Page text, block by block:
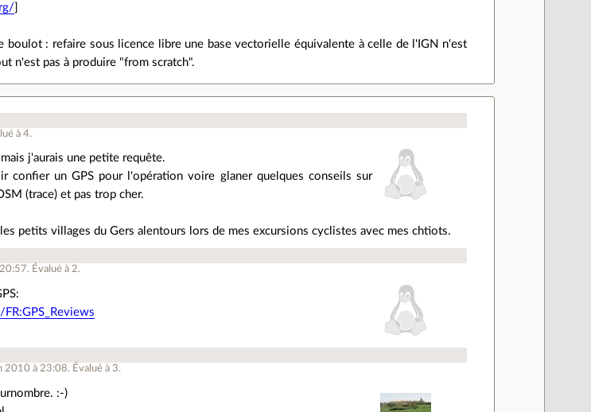
]
boulot : refaire sous licence libre une base vectorielle équivalente à celle de l'IGN n'est
n'est pas à produire "from scratch".
à4.
j'aurais une petite requête.
confier un GPS pour l'opération voire glaner quelques conseils sur
(trace) et pas trop cher.
petits villages du Gers alentours lors de mes excursions cyclistes avec mes chtiots.
. Évalué à2.
2010 à 23:08. Évalué à 3.
:-)